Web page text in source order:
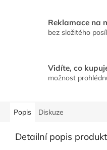
Reklamace na
bez složitého
Vidíte, co
možnost
Popis Diskuze
Detailní popis